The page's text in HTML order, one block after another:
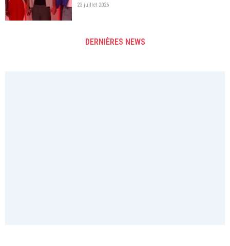
23 juillet 2026
DERNIÈRES NEWS